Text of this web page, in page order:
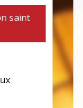
saint